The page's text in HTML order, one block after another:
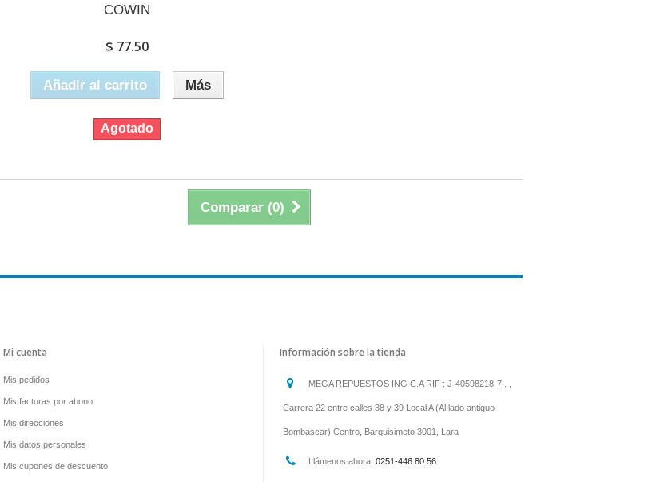
COWIN
$ 77.50
Añadir al carrito Más
Agotado
Comparar (0)
Mi cuenta
Mis pedidos
Mis facturas por abono
Mis direcciones
Mis datos personales
Mis cupones de descuento
Información sobre la tienda
MEGA REPUESTOS ING C.A RIF : J-40598218-7 . ,
Carrera 22 entre calles 38 y 39 Local A (Al lado antiguo
Bombascar) Centro, Barquisimeto 3001, Lara
Llámenos ahora: 0251-446.80.56